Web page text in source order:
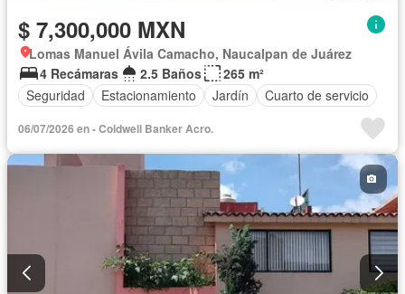
$ 7,300,000 MXN
Lomas Manuel Ávila Camacho, Naucalpan de Juárez
4 Recámaras
2.5 Baños
265 m²
Seguridad
Estacionamiento Jardín Cuarto de servicio
06/07/2026 en - Coldwell Banker Acro.